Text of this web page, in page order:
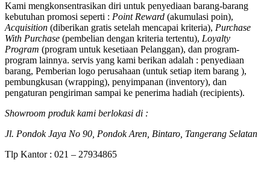
Kami mengkonsentrasikan diri untuk penyediaan barang-barang
kebutuhan promosi seperti : Point Reward (akumulasi poin),
Acquisition (diberikan gratis setelah mencapai kriteria), Purchase
With Purchase (pembelian dengan kriteria tertentu), Loyalty
Program (program untuk kesetiaan Pelanggan), dan program-
program lainnya. servis yang kami berikan adalah : penyediaan
barang, Pemberian logo perusahaan (untuk setiap item barang ),
pembungkusan (wrapping), penyimpanan (inventory), dan
pengaturan pengiriman sampai ke penerima hadiah (recipients).
Showroom produk kami berlokasi di :
Jl. Pondok Jaya No 90, Pondok Aren, Bintaro, Tangerang Selatan
Tlp Kantor : 021 – 27934865